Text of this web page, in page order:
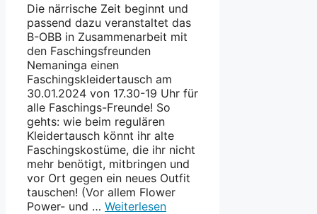
Die närrische Zeit beginnt und
passend dazu veranstaltet das
B-OBB in Zusammenarbeit mit
den Faschingsfreunden
Nemaninga einen
Faschingskleidertausch am
30.01.2024 von 17.30-19 Uhr für
alle Faschings-Freunde! So
gehts: wie beim regulären
Kleidertausch könnt ihr alte
Faschingskostüme, die ihr nicht
mehr benötigt, mitbringen und
vor Ort gegen ein neues Outfit
tauschen! (Vor allem Flower
Power- und … Weiterlesen